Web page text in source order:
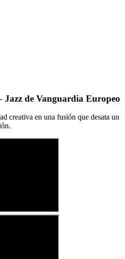
de Vanguardia Europeo
creativa en una fusión que desata un